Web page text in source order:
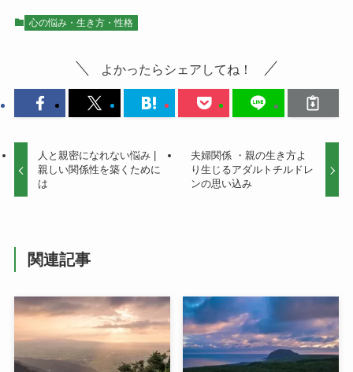
心の悩み・生き方・性格
よかったらシェアしてね！
人と親密になれない悩み |
親しい関係性を築くために
は
夫婦関係 ・親の生き方よ
り生じるアダルトチルドレ
ンの思い込み
関連記事